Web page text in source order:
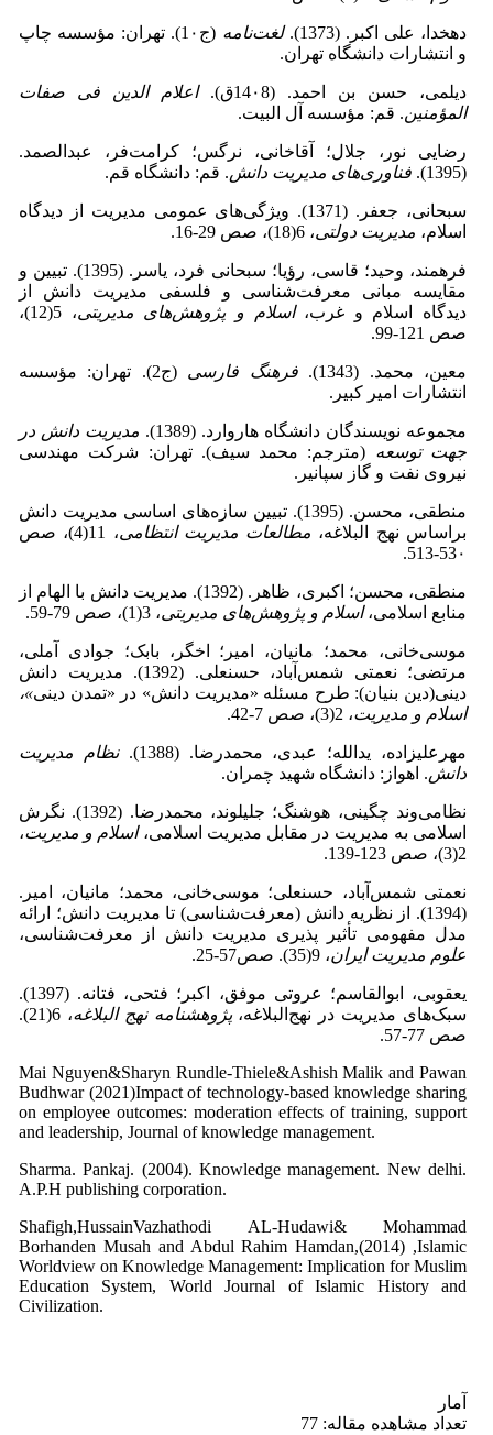
دهخدا، علی اکبر. (1373). ‌لغت‌نامه
(ج1۰). تهران: مؤسسه چاپ
و انتشارات دانشگاه تهران.
دیلمی، حسن بن احمد. (14۰8ق).
اعلام الدین فی صفات
المؤمنین. قم: مؤسسه آل البیت.
رضایی نور، جلال؛ آقاخانی، نرگس؛ کرامت‌فر، عبدالصمد.
(1395).
فناوری‌های مدیریت دانش. قم: دانشگاه قم.
سبحانی، جعفر. (1371). ویژگی‌های عمومی مدیریت از دیدگاه
اسلام، مدیریت دولتی، 6(18)، صص 29-16.
فرهمند، وحید؛ قاسی، رؤیا؛ سبحانی فرد، یاسر. (1395). تبیین و
مقایسه مبانی ‌معرفت‌شناسی و فلسفی مدیریت دانش از
دیدگاه اسلام و غرب،اسلام و پژوهش‌های مدیریتی
، 5(12)،
صص 121-99.
معین، محمد. (1343). فرهنگ فارسی
(ج2). تهران: مؤسسه
انتشارات امیر کبیر‌.
مجموعه نویسندگان دانشگاه هاروارد. (1389).
مدیریت دانش در
جهت توسعه (مترجم: محمد سیف). تهران: شرکت مهندسی
نیروی نفت و گاز سپانیر.
منطقی، محسن. (1395). تبیین سازه‌های اساسی مدیریت دانش
براساس نهج البلاغه، مطالعات مدیریت انتظامی
، 11(4)، صص
53۰-513.
منطقی، محسن؛ اکبری، ظاهر. (1392). مدیریت دانش با الهام از
منابع اسلامی،اسلام و پژوهشهای مدیریتی، 3(1)، صص 79-59.
موسی‌خانی، محمد؛ مانیان، امیر؛ اخگر، بابک؛ جوادی آملی،
مرتضی؛ نعمتی شمس‌آباد، حسنعلی. (1392). مدیریت دانش
دینی(دین بنیان): طرح مسئله «مدیریت دانش» در «تمدن دینی»،
اسلام و مدیریت، 2(3)، صص 7-42.
مهرعلیزاده، یدالله؛ عبدی، محمدرضا. (1388).
نظام مدیریت
دانش. اهواز: دانشگاه شهید چمران‌.
نظامی‌وند چگینی، هوشنگ؛ جلیلوند، محمدرضا. (1392). نگرش
اسلامی به مدیریت در مقابل مدیریت اسلامی،اسلام و مدیریت،
2(3)، صص 123-139.
نعمتی شمس‌آباد، حسنعلی؛ موسی‌خانی، محمد؛ مانیان، امیر.
(1394). از نظریه دانش (معرفت‌شناسی) تا مدیریت دانش؛ ارائه
مدل مفهومی تأثیر پذیری مدیریت دانش از معرفت‌شناسی،
علوم مدیریت ایران، 9(35). صص57-25.
یعقوبی، ابوالقاسم؛ عروتی موفق، اکبر؛ فتحی، فتانه. (1397).
سبک‌های مدیریت در نهج‌البلاغه،پژوهشنامه نهج البلاغه
، 6(21).
صص 77-57.
Mai Nguyen&Sharyn Rundle-Thiele&Ashish Malik and Pawan
Budhwar (2021)Impact of technology-based knowledge sharing
on employee outcomes: moderation effects of training, support
and leadership, Journal of knowledge management.
Sharma. Pankaj. (2004). Knowledge management. New delhi.
A.P.H publishing corporation.
Shafigh,HussainVazhathodi AL-Hudawi& Mohammad
Borhanden Musah and Abdul Rahim Hamdan,(2014) ,Islamic
Worldview on Knowledge Management: Implication for Muslim
Education System, World Journal of Islamic History and
Civilization.
آمار
تعداد مشاهده مقاله: 77